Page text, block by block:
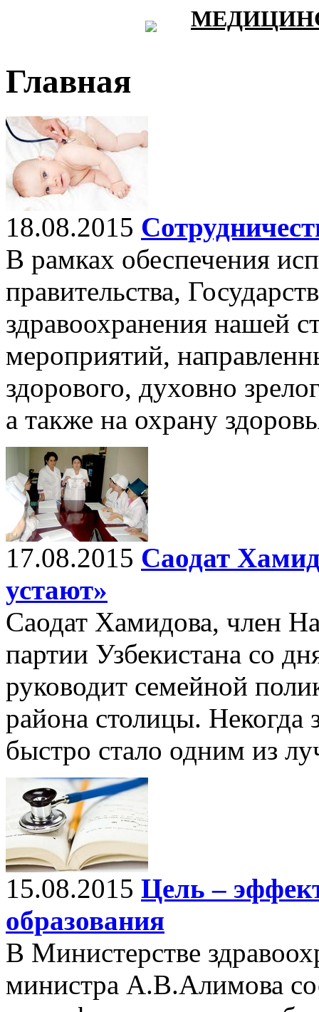
Главная
18.08.2015
В рамках обеспечения
правительства,
здравоохранения нашей
мероприятий,
здорового, духовно
а также на охрану
17.08.2015 Саодат
устают»
Саодат Хамидова, член
партии Узбекистана со
руководит семейной
района столицы. Некогда
быстро стало одним из
15.08.2015 Цель –
образования
В Министерстве
министра А.В.Алимова